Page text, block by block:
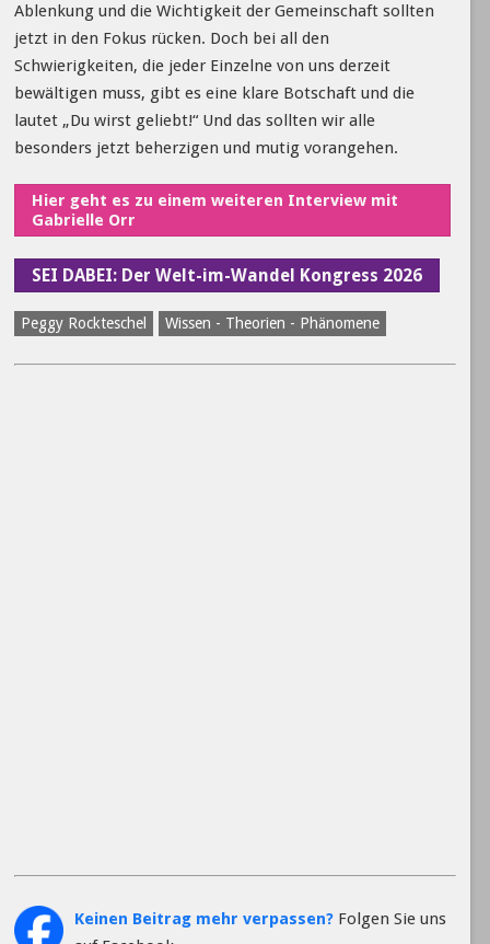
Ablenkung und die Wichtigkeit der Gemeinschaft sollten
jetzt in den Fokus rücken. Doch bei all den
Schwierigkeiten, die jeder Einzelne von uns derzeit
bewältigen muss, gibt es eine klare Botschaft und die
lautet „Du wirst geliebt!“ Und das sollten wir alle
besonders jetzt beherzigen und mutig vorangehen.
Hier geht es zu einem weiteren Interview mit
Gabrielle Orr
SEI DABEI: Der Welt-im-Wandel Kongress 2026
Peggy Rockteschel Wissen - Theorien - Phänomene
Keinen Beitrag mehr verpassen?Folgen Sie uns